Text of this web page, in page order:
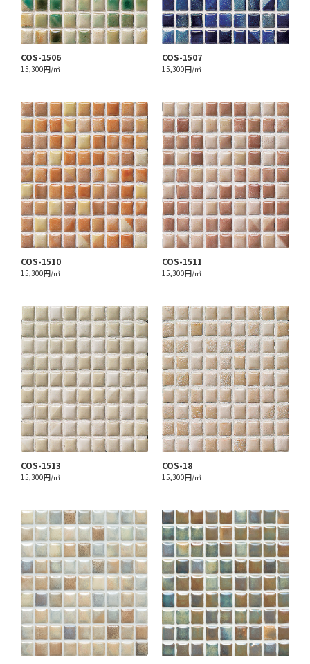
COS-1506
15,300円/㎡
COS-1507
15,300円/㎡
COS-1510
15,300円/㎡
COS-1511
15,300円/㎡
COS-1513
15,300円/㎡
COS-18
15,300円/㎡